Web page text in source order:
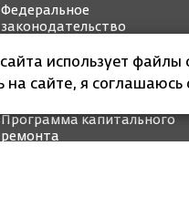
Федеральное
законодательство
Региональное
законодательство
Программа капитального
ремонта
использует
сайте, я соглашаюсь